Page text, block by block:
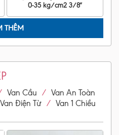
0-35 kg/cm2 3/8″
THÊM
Van Cầu / Van An Toàn
Van Điện Từ / Van 1 Chiều